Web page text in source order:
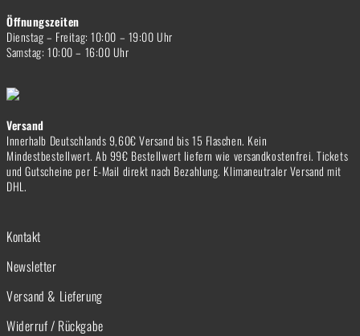
Öffnungszeiten
Dienstag – Freitag: 10:00 – 19:00 Uhr
Samstag: 10:00 – 16:00 Uhr
Versand
Innerhalb Deutschlands 9,60€ Versand bis 15 Flaschen. Kein
Mindestbestellwert. Ab 99€ Bestellwert liefern wie versandkostenfrei. Tickets
und Gutscheine per E-Mail direkt nach Bezahlung. Klimaneutraler Versand mit
DHL.
Kontakt
Newsletter
Versand & Lieferung
Widerruf / Rückgabe